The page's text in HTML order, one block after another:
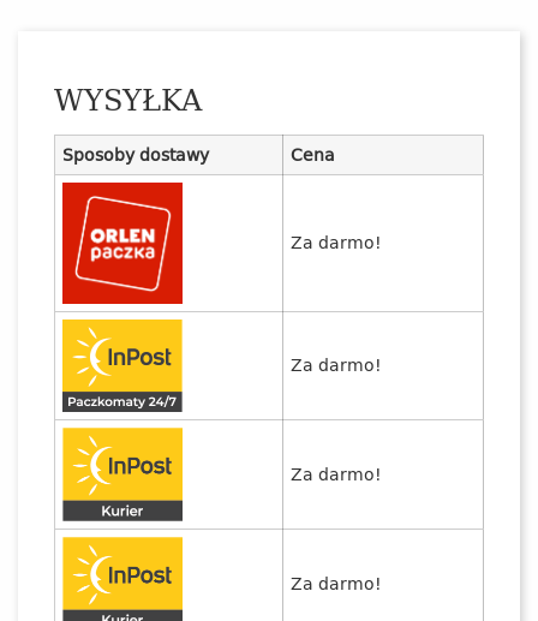
WYSYŁKA
Sposoby dostawy Cena
Za darmo!
Za darmo!
Za darmo!
Za darmo!